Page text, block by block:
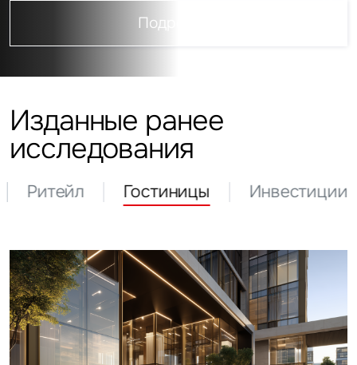
Подробнее
Изданные ранее
исследования
Ритейл Гостиницы Инвестиции